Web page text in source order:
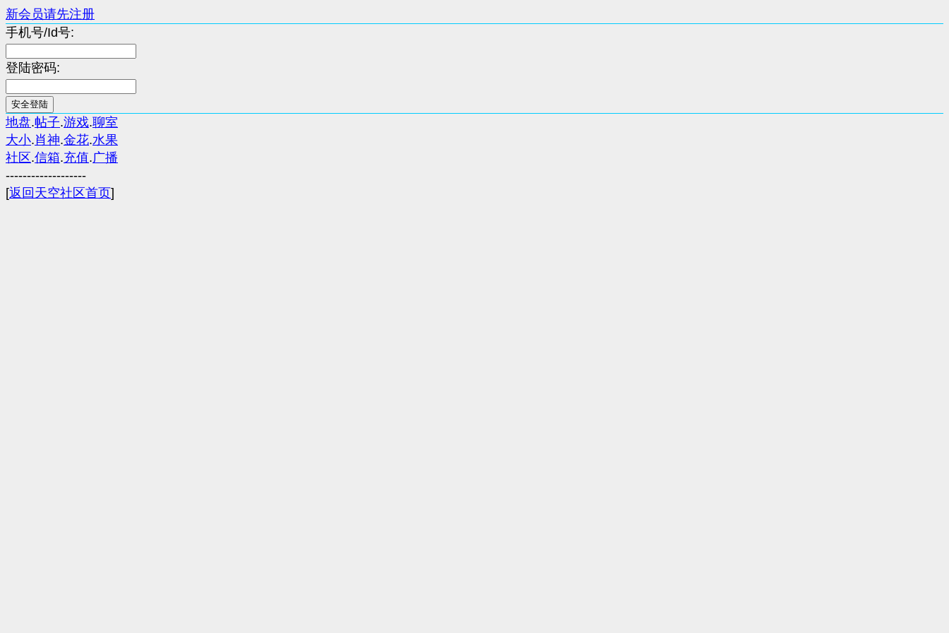
新会员请先注册
手机号/Id号:
登陆密码:
地盘.帖子.游戏.聊室
大小.肖神.金花.水果
社区 .信箱.充值.广播
-------------------
[返回天空社区首页]